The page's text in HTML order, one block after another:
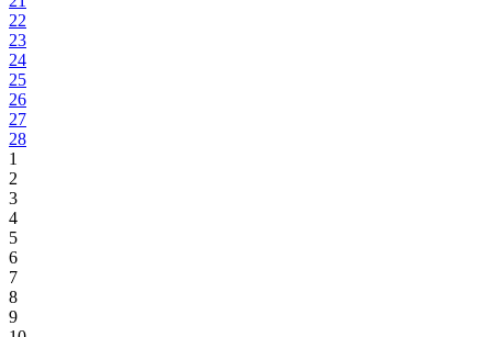
22
23
24
25
26
27
28
1
2
3
4
5
6
7
8
9